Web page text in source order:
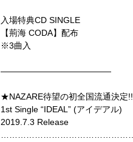
入場特典CD SINGLE
【荊海 CODA】配布
※3曲入
—————————————
★NAZARE待望の初全国流通決定!!
1st Single “IDEAL” (アイデアル)
2019.7.3 Release